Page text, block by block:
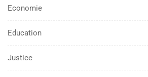
Economie
Education
Justice